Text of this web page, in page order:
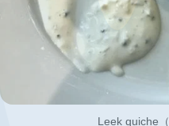
Leek quiche